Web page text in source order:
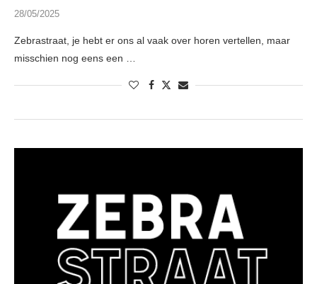
28/05/2025
Zebrastraat, je hebt er ons al vaak over horen vertellen, maar
misschien nog eens een …